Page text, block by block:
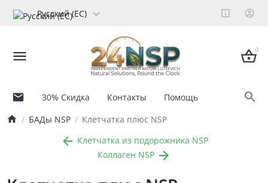
Русский (ЕС)
0
30% Скидка Контакты
Помощь
БАДы NSP
Клетчатка плюс NSP
Клетчатка из подорожника NSP
Коллаген NSP